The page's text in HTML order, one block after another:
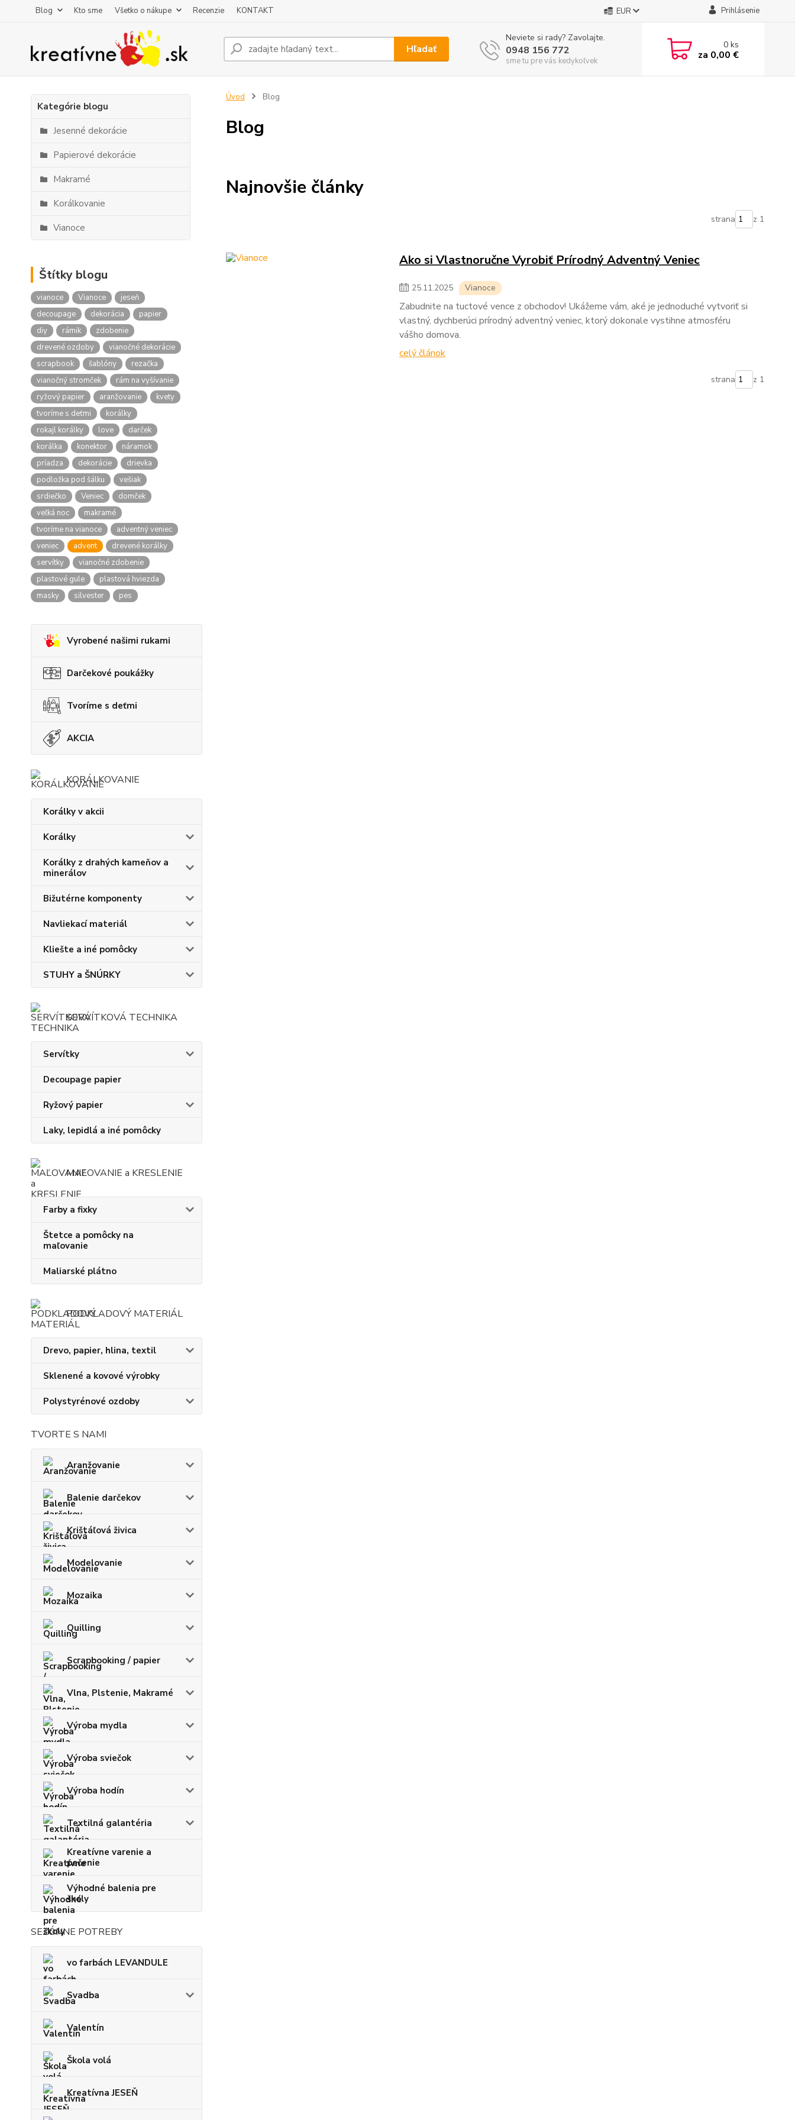
Blog Kto sme Všetko o nákupe Recenzie KONTAKT EUR Prihlásenie
Hľadať
Neviete si rady? Zavolajte.
0948 156 772
sme tu pre vás kedykoľvek
0ks
za 0,00 €
Kategórie blogu
Jesenné dekorácie
Papierové dekorácie
Makramé
Korálkovanie
Vianoce
Štítky blogu
vianoce Vianoce
jeseň
decoupage
dekorácia
papier
diy
rámik
zdobenie
drevené ozdoby
vianočné dekorácie
scrapbook
šablóny
rezačka
vianočný stromček
rám na vyšívanie
ryžový papier
aranžovanie
kvety
tvoríme s deťmi
korálky
rokajl korálky
love
darček
korálka
konektor
náramok
príadza
dekorácie
drievka
podložka pod šálku
vešiak
srdiečko
Veniec
domček
veľká noc
makramé
tvoríme na vianoce
adventný veniec
veniec
advent
drevené korálky
servítky
vianočné zdobenie
plastové gule
plastová hviezda
masky
silvester pes
Vyrobené našimi rukami
Darčekové poukážky
Tvoríme s deťmi
AKCIA
KORÁLKOVANIE
Korálky v akcii
Korálky
Korálky z drahých kameňov a
minerálov
Bižutérne komponenty
Navliekací materiál
Kliešte a iné pomôcky
STUHY a ŠNÚRKY
SERVÍTKOVÁ TECHNIKA
Servítky
Decoupage papier
Ryžový papier
Laky, lepidlá a iné pomôcky
MAĽOVANIE a KRESLENIE
Farby a fixky
Štetce a pomôcky na
maľovanie
Maliarské plátno
PODKLADOVÝ MATERIÁL
Drevo, papier, hlina, textil
Sklenené a kovové výrobky
Polystyrénové ozdoby
TVORTE S NAMI
Aranžovanie
Balenie darčekov
Krištáľová živica
Modelovanie
Mozaika
Quilling
Scrapbooking / papier
Vlna, Plstenie, Makramé
Výroba mydla
Výroba sviečok
Výroba hodín
Textilná galantéria
Kreatívne varenie a
pečenie
Výhodné balenia pre
školy
SEZÓNNE POTREBY
vo farbách LEVANDULE
Svadba
Valentín
Škola volá
Kreatívna JESEŇ
Úvod Blog
Blog
Najnovšie články
strana z 1
Ako si Vlastnoručne Vyrobiť Prírodný Adventný Veniec
25.11.2025 Vianoce
Zabudnite na tuctové vence z obchodov! Ukážeme vám, aké je jednoduché vytvoriť si
vlastný, dychberúci prírodný adventný veniec, ktorý dokonale vystihne atmosféru
vášho domova.
celý článok
strana z 1